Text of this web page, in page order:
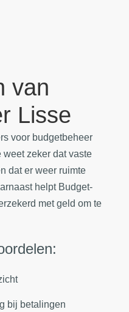
van
Lisse
voor budgetbeheer
weet zeker dat vaste
dat er weer ruimte
helpt Budget-
met geld om te
bij betalingen